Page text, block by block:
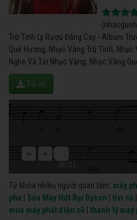
Trữ Tình Ly Rượu Đắng Cay - Album
Quê Hương, Nhạc Vàng Trữ Tình,
Nghe Và Tải Nhạc Vàng, Nhạc Vàng
Tải về
00:01
Từ khóa nhiều người quan tâm: máy
pha
Sửa Máy Hút Bụi Dyson tivi cũ
mua máy phát điện cũ
thanh lý máy